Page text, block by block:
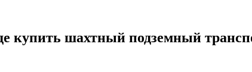
купить шахтный подземный